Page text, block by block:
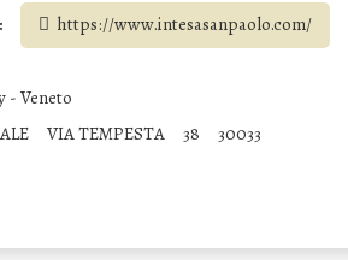
https://www.intesasanpaolo.com/
- Veneto
VIA TEMPESTA 38 30033